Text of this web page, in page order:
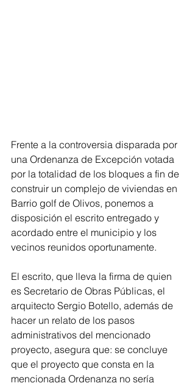
Frente a la controversia disparada por
una Ordenanza de Excepción votada
por la totalidad de los bloques a fin de
construir un complejo de viviendas en
Barrio golf de Olivos, ponemos a
disposición el escrito entregado y
acordado entre el municipio y los
vecinos reunidos oportunamente.
El escrito, que lleva la firma de quien
es Secretario de Obras Públicas, el
arquitecto Sergio Botello, además de
hacer un relato de los pasos
administrativos del mencionado
proyecto, asegura que: se concluye
que el proyecto que consta en la
mencionada Ordenanza no sería